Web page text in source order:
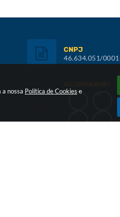
nossa Política de Cookies e
CNPJ
46.634.051/